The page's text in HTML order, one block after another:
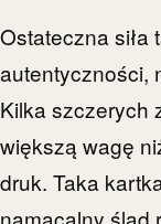
Ostateczna siła
autentyczności,
Kilka szczerych
większą wagę
druk. Taka
namacalny ślad